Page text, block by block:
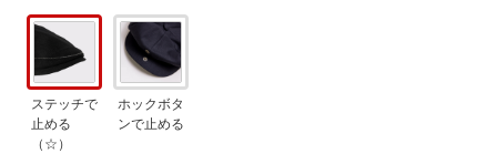
ステッチで
止める
（☆）
ホックボタ
ンで止める